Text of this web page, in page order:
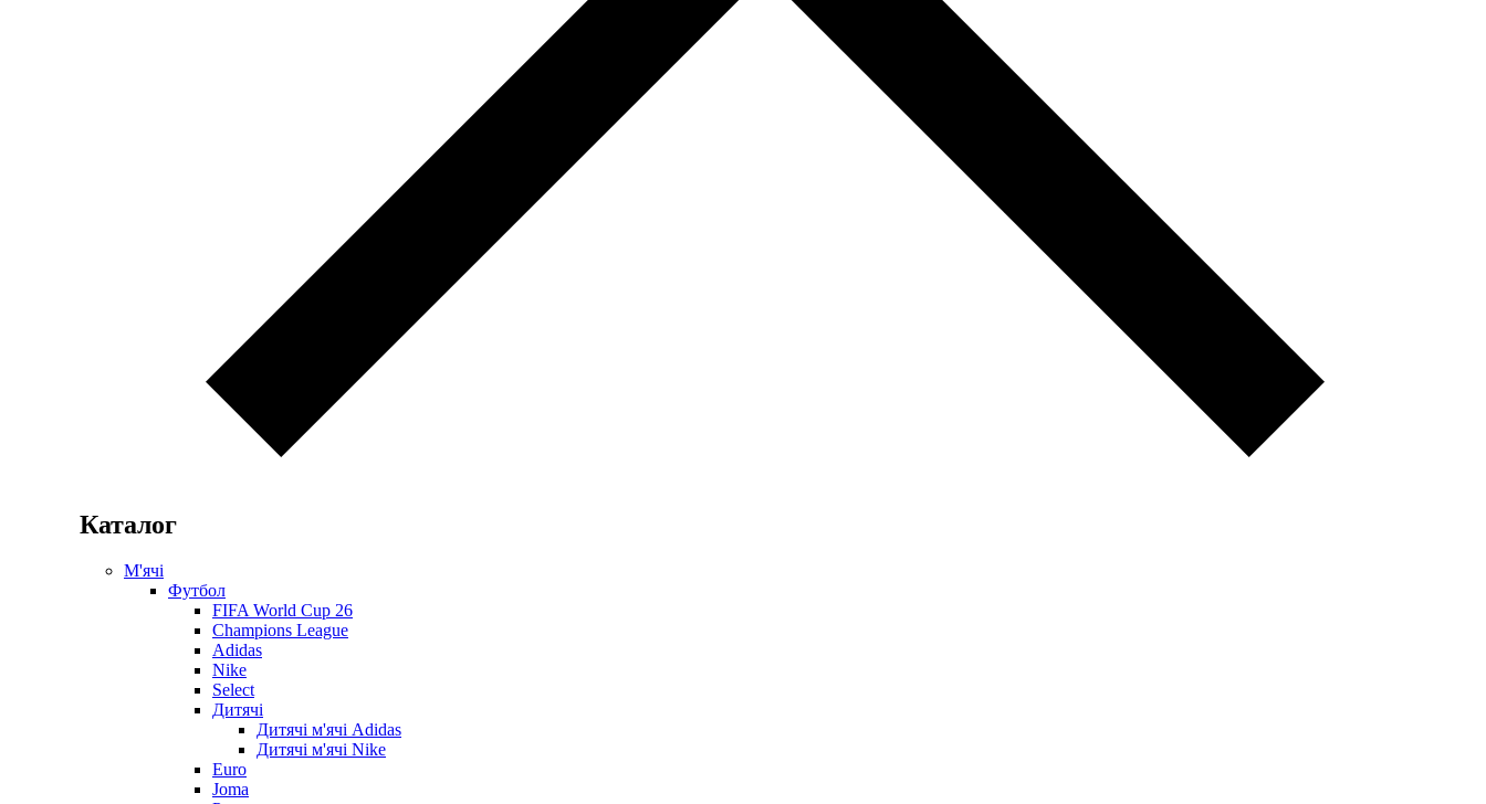
Каталог
М'ячі
Футбол
FIFA World Cup 26
Champions League
Adidas
Nike
Select
Дитячі
Дитячі м'ячі Adidas
Дитячі м'ячі Nike
Euro
Joma